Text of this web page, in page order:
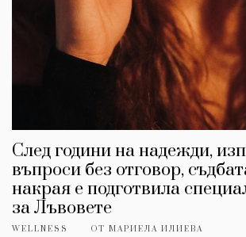
След години на надежди,
въпроси без отговор,
накрая е подготвила
за Лъвовете
WELLNESS ОТ МАРИЕЛА ИЛИЕВА